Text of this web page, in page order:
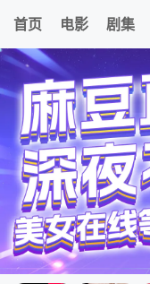
首页 电影 剧集
我的观
我们仨